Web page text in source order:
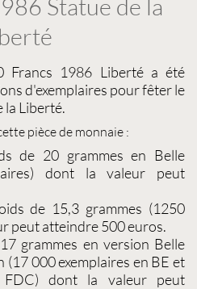
Statue de la
Francs 1986 Libertéa été
d'exemplaires pour fêter le
la Liberté.
pièce de monnaie :
de 20 grammes en Belle
dont la valeur peut
de 15,3 grammes (1250
peut atteindre 500 euros.
grammes en version Belle
000 exemplaires en BE et
FDC) dont la valeur peut